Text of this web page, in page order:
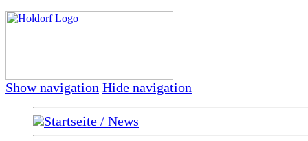
Show navigation Hide navigation
Startseite / News